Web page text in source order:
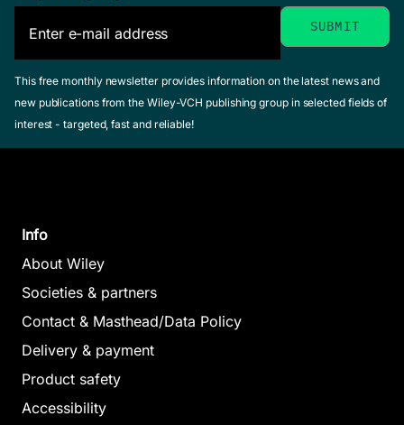
This free monthly newsletter provides information on the latest news and
new publications from the Wiley-VCH publishing group in selected fields of
interest - targeted, fast and reliable!
Info
About Wiley
Societies & partners
Contact & Masthead/Data Policy
Delivery & payment
Product safety
Accessibility